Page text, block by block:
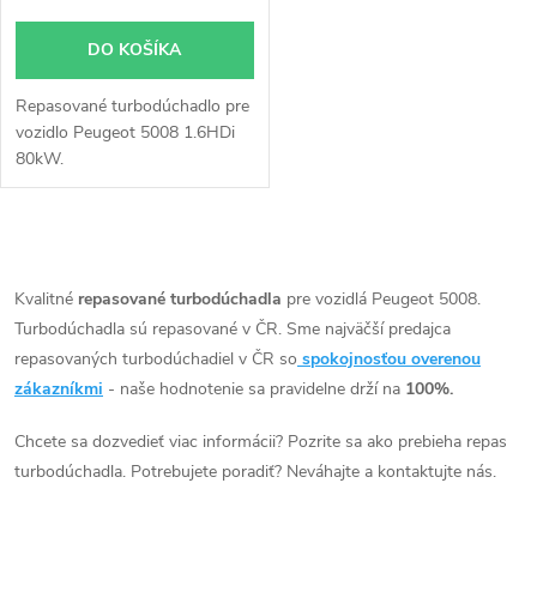
DO KOŠÍKA
Repasované turbodúchadlo pre
vozidlo Peugeot 5008 1.6HDi
80kW.
v
l
á
d
Kvalitné repasované turbodúchadla pre vozidlá Peugeot 5008.
Turbodúchadla sú repasované v ČR. Sme najväčší predajca
repasovaných turbodúchadiel v ČR so spokojnosťou overenou
zákazníkmi - naše hodnotenie sa pravidelne drží na 100%.
Chcete sa dozvedieť viac informácii? Pozrite sa ako prebieha repas
turbodúchadla. Potrebujete poradiť? Neváhajte a kontaktujte nás.